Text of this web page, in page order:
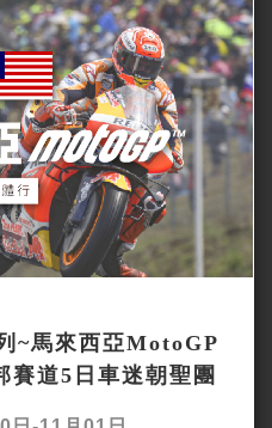
~馬來西亞MotoGP
賽道5日車迷朝聖團